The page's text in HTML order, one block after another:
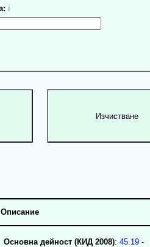
ℹ
Описание
Основна дейност (КИД 2008): 45.19 -